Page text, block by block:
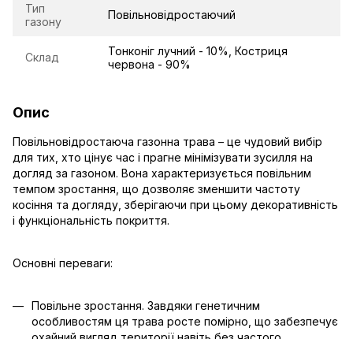
Тип
газону
Повільновідростаючий
Склад
Тонконіг лучний - 10%, Костриця
червона - 90%
Опис
Повільновідростаюча газонна трава – це чудовий вибір
для тих, хто цінує час і прагне мінімізувати зусилля на
догляд за газоном. Вона характеризується повільним
темпом зростання, що дозволяє зменшити частоту
косіння та догляду, зберігаючи при цьому декоративність
і функціональність покриття.
Основні переваги:
Повільне зростання. Завдяки генетичним
особливостям ця трава росте помірно, що забезпечує